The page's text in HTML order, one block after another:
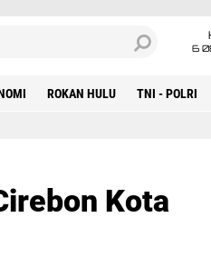
6
ROKAN HULU TNI - POLRI
Kota